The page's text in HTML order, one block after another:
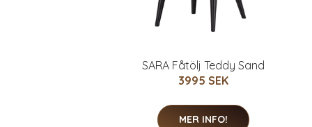
SARA Fåtölj Teddy Sand
3995 SEK
MER INFO!